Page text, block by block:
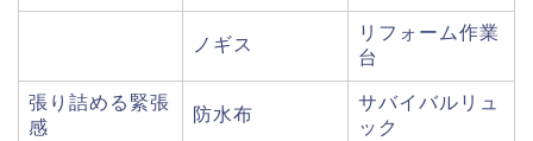
ノギス
リフォーム作業
台
張り詰める緊張
感
防水布
サバイバルリュ
ック